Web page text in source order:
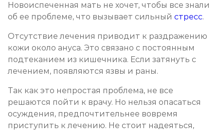
Новоиспеченная мать не хочет, чтобы все знали
об ее проблеме, что вызывает сильный стресс.
Отсутствие лечения приводит к раздражению
кожи около ануса. Это связано с постоянным
подтеканием из кишечника. Если затянуть с
лечением, появляются язвы и раны.
Так как это непростая проблема, не все
решаются пойти к врачу. Но нельзя опасаться
осуждения, предпочтительнее вовремя
приступить к лечению. Не стоит надеяться,